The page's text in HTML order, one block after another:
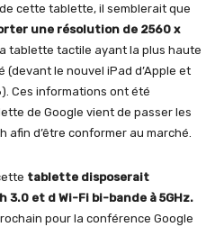
cette tablette, il semblerait que
une résolution de 2560 x
tablette tactile ayant la plus haute
le nouvel iPad d’Apple et
Ces informations ont été
de Google vient de passer les
afin d’être conformer au marché.
tablette disposerait
3.0 et d Wi-Fi bi-bande à 5GHz.
pour la conférence Google